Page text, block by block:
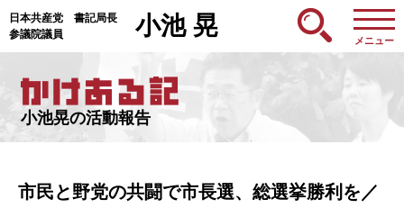
日本共産党 書記局長
参議院議員
小池 晃
メニュー
小池晃の活動報告
市民と野党の共闘で市長選、総選挙勝利を／